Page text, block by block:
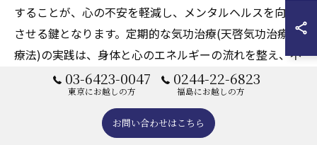
することが、心の不安を軽減し、メンタルヘルスを向上
させる鍵となります。定期的な気功治療(天啓気功治療や
療法)の実践は、身体と心のエネルギーの流れを整え、不
安症の軽減に寄与することが多いのです。
気功治療(天啓気功治療や療法)の実践がもた
03-6423-0047
東京にお越しの方
0244-22-6823
福島にお越しの方
お問い合わせはこちら